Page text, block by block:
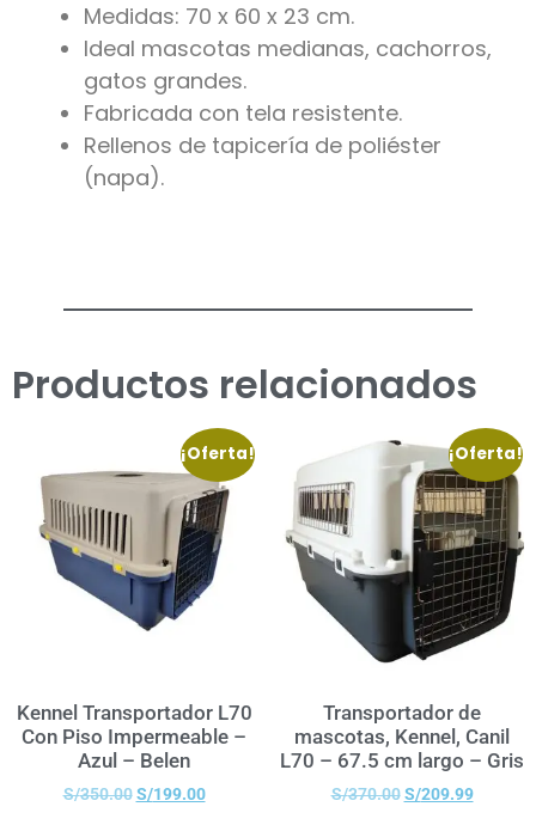
Medidas: 70 x 60 x 23 cm.
Ideal mascotas medianas, cachorros,
gatos grandes.
Fabricada con tela resistente.
Rellenos de tapicería de poliéster
(napa).
Productos relacionados
¡Oferta!
Kennel Transportador L70
Con Piso Impermeable –
Azul – Belen
S/350.00 S/199.00
¡Oferta!
Transportador de
mascotas, Kennel, Canil
L70 – 67.5 cm largo – Gris
S/370.00 S/209.99